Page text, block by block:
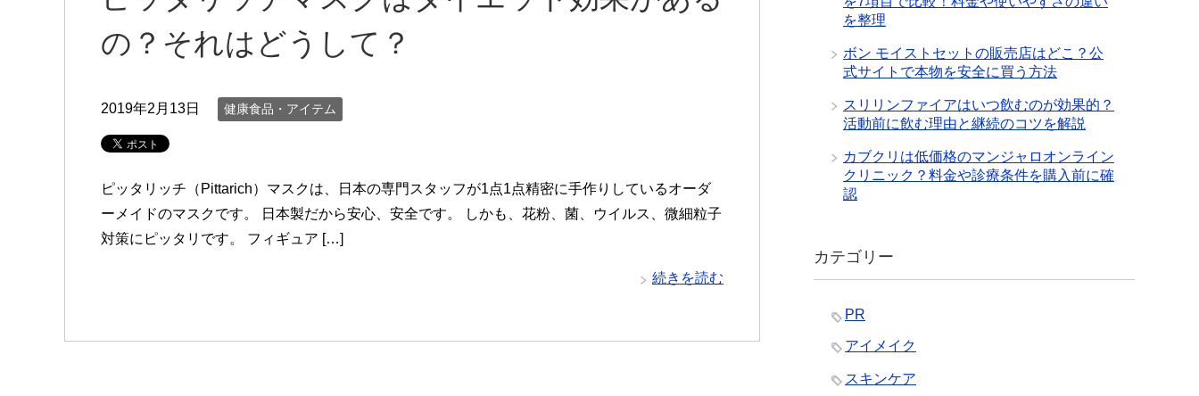
の？それはどうして？
2019年2月13日 健康食品・アイテム
ピッタリッチ（Pittarich）マスクは、日本の専門スタッフが1点1点精密に手作りしているオーダ
ーメイドのマスクです。 日本製だから安心、安全です。 しかも、花粉、菌、ウイルス、微細粒子
対策にピッタリです。 フィギュア […]
続きを読む
を整理
ボン モイストセットの販売店はどこ？公
式サイトで本物を安全に買う方法
スリリンファイアはいつ飲むのが効果的？
活動前に飲む理由と継続のコツを解説
カブクリは低価格のマンジャロオンライン
クリニック？料金や診療条件を購入前に確
認
カテゴリー
PR
アイメイク
スキンケア